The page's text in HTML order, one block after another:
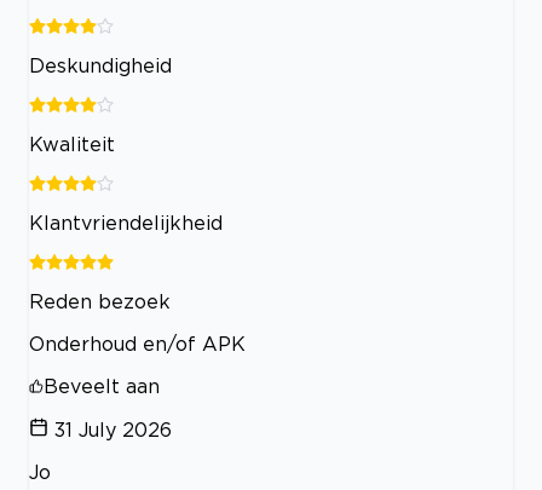
Deskundigheid
Kwaliteit
Klantvriendelijkheid
Reden bezoek
Onderhoud en/of APK
Beveelt aan
31 July 2026
Jo